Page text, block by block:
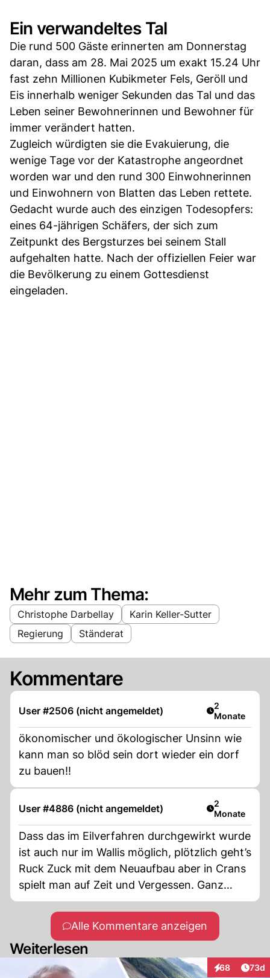
Ein verwandeltes Tal
Die rund 500 Gäste erinnerten am Donnerstag
daran, dass am 28. Mai 2025 um exakt 15.24 Uhr
fast zehn Millionen Kubikmeter Fels, Geröll und
Eis innerhalb weniger Sekunden das Tal und das
Leben seiner Bewohnerinnen und Bewohner für
immer verändert hatten.
Zugleich würdigten sie die Evakuierung, die
wenige Tage vor der Katastrophe angeordnet
worden war und den rund 300 Einwohnerinnen
und Einwohnern von Blatten das Leben rettete.
Gedacht wurde auch des einzigen Todesopfers:
eines 64-jährigen Schäfers, der sich zum
Zeitpunkt des Bergsturzes bei seinem Stall
aufgehalten hatte. Nach der offiziellen Feier war
die Bevölkerung zu einem Gottesdienst
eingeladen.
Mehr zum Thema:
Christophe Darbellay
Karin Keller-Sutter
Regierung
Ständerat
Kommentare
User #2506 (nicht angemeldet) Artikel
2
Monate
ökonomischer und ökologischer Unsinn wie
kann man so blöd sein dort wieder ein dorf
zu bauen!!
User #4886 (nicht angemeldet) Artikel
2
Monate
Dass das im Eilverfahren durchgewirkt wurde
ist auch nur im Wallis möglich, plötzlich geht’s
Ruck Zuck mit dem Neuaufbau aber in Crans
spielt man auf Zeit und Vergessen. Ganz
Himmeltraurig dieses Affentheater.
Alle Kommentare anzeigen
Weiterlesen
68
Interaktionen
73d